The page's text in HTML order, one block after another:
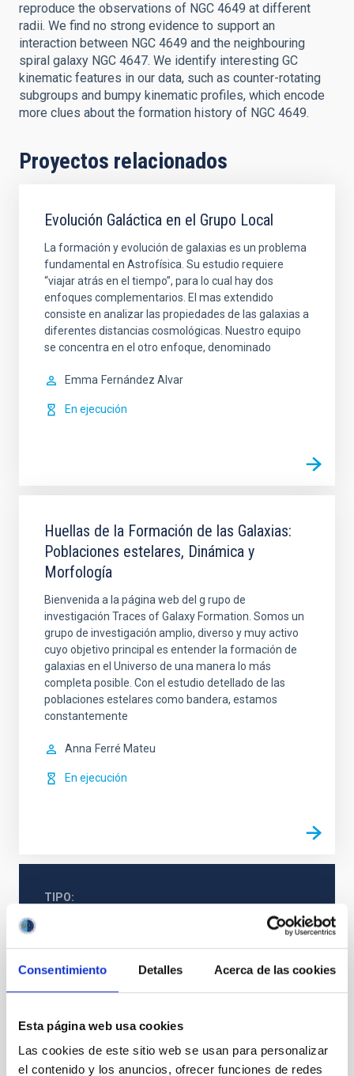
Consentimiento Detalles Acerca de las cookies
Esta página web usa cookies
Las cookies de este sitio web se usan para personalizar
el contenido y los anuncios, ofrecer funciones de redes
reproduce the observations of NGC 4649 at different
radii. We find no strong evidence to support an
interaction between NGC 4649 and the neighbouring
spiral galaxy NGC 4647. We identify interesting GC
kinematic features in our data, such as counter-rotating
subgroups and bumpy kinematic profiles, which encode
more clues about the formation history of NGC 4649.
Proyectos relacionados
Evolución Galáctica en el Grupo Local
La formación y evolución de galaxias es un problema
fundamental en Astrofísica. Su estudio requiere
“viajar atrás en el tiempo”, para lo cual hay dos
enfoques complementarios. El mas extendido
consiste en analizar las propiedades de las galaxias a
diferentes distancias cosmológicas. Nuestro equipo
se concentra en el otro enfoque, denominado
Emma Fernández Alvar
En ejecución
Huellas de la Formación de las Galaxias:
Poblaciones estelares, Dinámica y
Morfología
Bienvenida a la página web del g rupo de
investigación Traces of Galaxy Formation. Somos un
grupo de investigación amplio, diverso y muy activo
cuyo objetivo principal es entender la formación de
galaxias en el Universo de una manera lo más
completa posible. Con el estudio detellado de las
poblaciones estelares como bandera, estamos
constantemente
Anna Ferré Mateu
En ejecución
TIPO